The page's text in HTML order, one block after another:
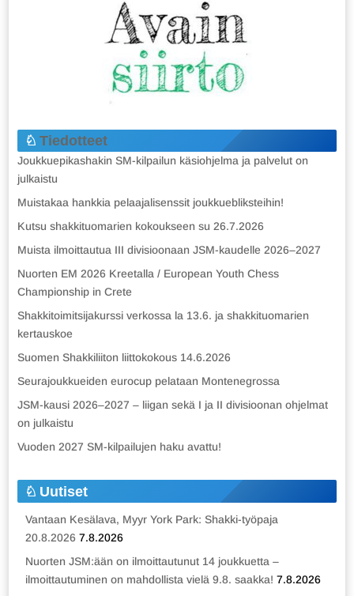
Tiedotteet
Joukkuepikashakin SM-kilpailun käsiohjelma ja palvelut on
julkaistu
Muistakaa hankkia pelaajalisenssit joukkuebliksteihin!
Kutsu shakkituomarien kokoukseen su 26.7.2026
Muista ilmoittautua III divisioonaan JSM-kaudelle 2026–2027
Nuorten EM 2026 Kreetalla / European Youth Chess
Championship in Crete
Shakkitoimitsijakurssi verkossa la 13.6. ja shakkituomarien
kertauskoe
Suomen Shakkiliiton liittokokous 14.6.2026
Seurajoukkueiden eurocup pelataan Montenegrossa
JSM-kausi 2026–2027 – liigan sekä I ja II divisioonan ohjelmat
on julkaistu
Vuoden 2027 SM-kilpailujen haku avattu!
Uutiset
Vantaan Kesälava, Myyr York Park: Shakki-työpaja
20.8.2026 7.8.2026
Nuorten JSM:ään on ilmoittautunut 14 joukkuetta –
ilmoittautuminen on mahdollista vielä 9.8. saakka! 7.8.2026